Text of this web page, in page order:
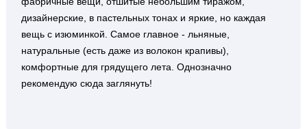
дизайнерские, в пастельных тонах и яркие, но каждая
вещь с изюминкой. Самое главное - льняные,
натуральные (есть даже из волокон крапивы),
комфортные для грядущего лета. Однозначно
рекомендую сюда заглянуть!